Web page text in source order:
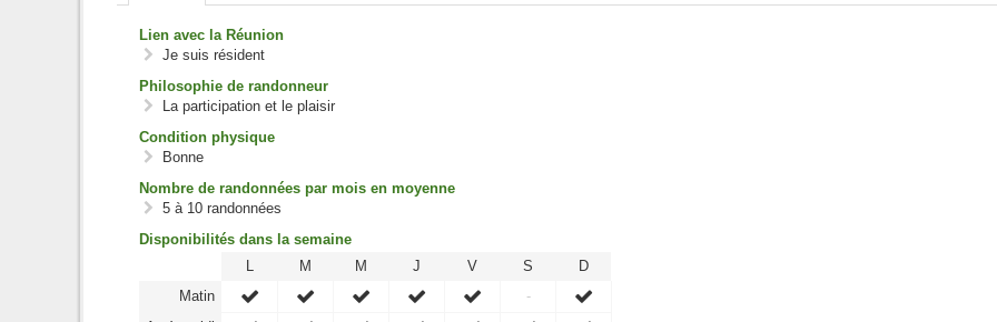
Lien avec la Réunion
Je suis résident
Philosophie de randonneur
La participation et le plaisir
Condition physique
Bonne
Nombre de randonnées par mois en moyenne
5 à 10 randonnées
Disponibilités dans la semaine
L
M M J V S
D
Matin
-